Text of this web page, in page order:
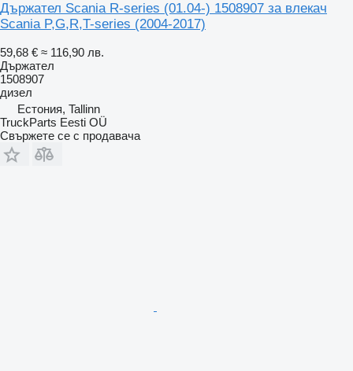
Държател Scania R-series (01.04-) 1508907 за влекач
Scania P,G,R,T-series (2004-2017)
59,68 € ≈ 116,90 лв.
Държател
1508907
дизел
Естония, Tallinn
TruckParts Eesti OÜ
Свържете се с продавача